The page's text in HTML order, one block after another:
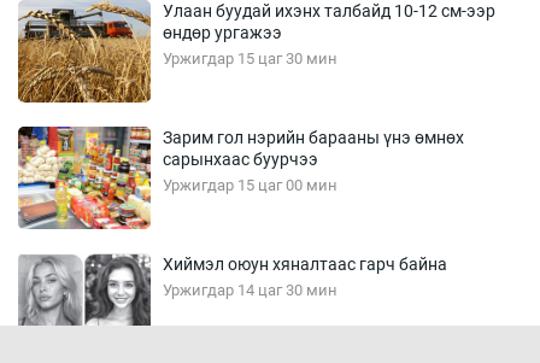
Улаан буудай ихэнх талбайд 10-12 см-ээр
өндөр ургажээ
Уржигдар 15 цаг 30 мин
Зарим гол нэрийн барааны үнэ өмнөх
сарынхаас буурчээ
Уржигдар 15 цаг 00 мин
Хиймэл оюун хяналтаас гарч байна
Уржигдар 14 цаг 30 мин